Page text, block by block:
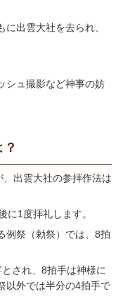
出雲大社を去られ、
シュ撮影など神事の妨
、出雲大社の参拝作法は
に1度拝礼します。
祭（勅祭）では、 8拍
され、 8拍手は神様に
以外では半分の4拍手で